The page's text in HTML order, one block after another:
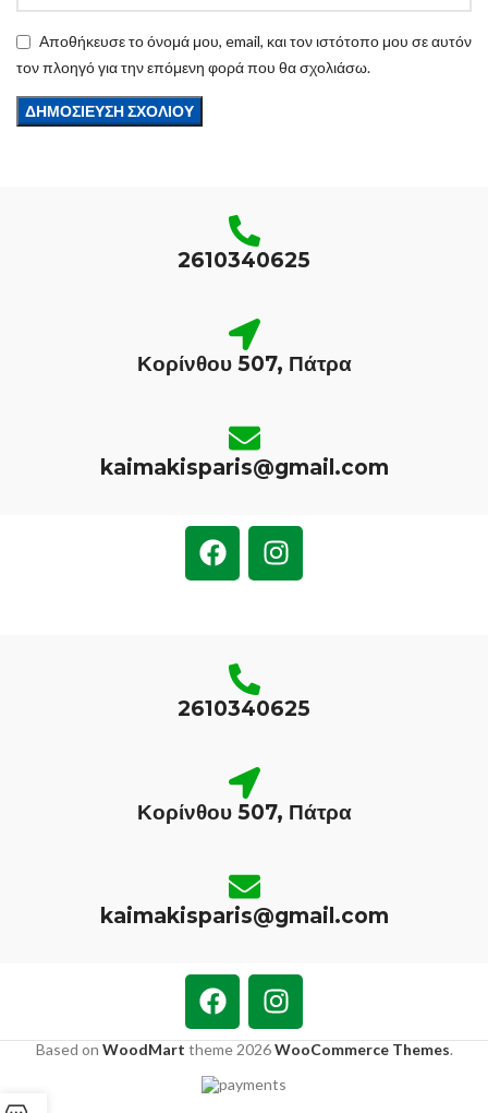
Αποθήκευσε το όνομά μου, email, και τον ιστότοπο μου σε αυτόν
τον πλοηγό για την επόμενη φορά που θα σχολιάσω.
2610340625
Κορίνθου 507, Πάτρα
kaimakisparis@gmail.com
2610340625
Κορίνθου 507, Πάτρα
kaimakisparis@gmail.com
Based on WoodMart theme2026WooCommerce Themes.